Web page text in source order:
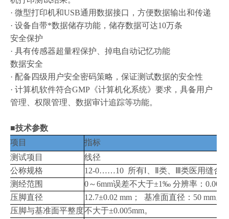
· 微型打印机和USB通用数据接口，方便数据输出和传递
· 设备自带*数据储存功能，储存数据可达10万条
安全保护
· 具有传感器超量程保护、掉电自动记忆功能
数据安全
· 配备四级用户安全密码策略，保证测试数据的安全性
· 计算机软件符合GMP《计算机化系统》要求，具备用户
管理、权限管理、数据审计追踪等功能。
■技术参数
项目
指标
测试项目
线径
公称规格
12-0……10 所有Ⅰ、Ⅱ类、Ⅲ类医用缝合
测经范围
0～6mm误差不大于±1‰ 分辨率：
压脚直径
12.7±0.02 mm； 基准面直径：50 mm。
压脚与基准面平整度不大于±0.005mm。